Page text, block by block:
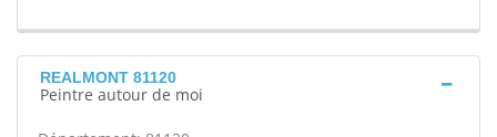
REALMONT 81120
Peintre autour de moi